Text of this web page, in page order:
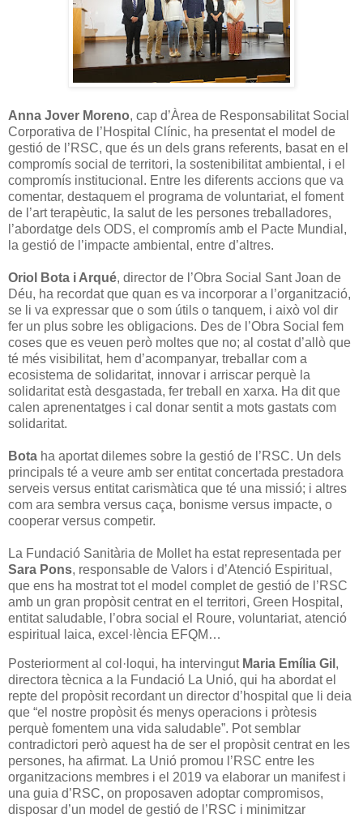
Anna Jover Moreno, cap d’Àrea de Responsabilitat Social
Corporativa de l’Hospital Clínic, ha presentat el model de
gestió de l’RSC, que és un dels grans referents, basat en el
compromís social de territori, la sostenibilitat ambiental, i el
compromís institucional. Entre les diferents accions que va
comentar, destaquem el programa de voluntariat, el foment
de l’art terapèutic, la salut de les persones treballadores,
l’abordatge dels ODS, el compromís amb el Pacte Mundial,
la gestió de l’impacte ambiental, entre d’altres.
Oriol Bota i Arqué, director de l’Obra Social Sant Joan de
Déu, ha recordat que quan es va incorporar a l’organització,
se li va expressar que o som útils o tanquem, i això vol dir
fer un plus sobre les obligacions. Des de l’Obra Social fem
coses que es veuen però moltes que no; al costat d’allò que
té més visibilitat, hem d’acompanyar, treballar com a
ecosistema de solidaritat, innovar i arriscar perquè la
solidaritat està desgastada, fer treball en xarxa. Ha dit que
calen aprenentatges i cal donar sentit a mots gastats com
solidaritat.
Bota ha aportat dilemes sobre la gestió de l’RSC. Un dels
principals té a veure amb ser entitat concertada prestadora
serveis versus entitat carismàtica que té una missió; i altres
com ara sembra versus caça, bonisme versus impacte, o
cooperar versus competir.
La Fundació Sanitària de Mollet ha estat representada per
Sara Pons, responsable de Valors i d’Atenció Espiritual,
que ens ha mostrat tot el model complet de gestió de l’RSC
amb un gran propòsit centrat en el territori, Green Hospital,
entitat saludable, l’obra social el Roure, voluntariat, atenció
espiritual laica, excel·lència EFQM…
Posteriorment al col·loqui, ha intervingut Maria Emília Gil ,
directora tècnica a la Fundació La Unió, qui ha abordat el
repte del propòsit recordant un director d’hospital que li deia
que “el nostre propòsit és menys operacions i pròtesis
perquè fomentem una vida saludable”. Pot semblar
contradictori però aquest ha de ser el propòsit centrat en les
persones, ha afirmat. La Unió promou l’RSC entre les
organitzacions membres i el 2019 va elaborar un manifest i
una guia d’RSC, on proposaven adoptar compromisos,
disposar d’un model de gestió de l’RSC i minimitzar